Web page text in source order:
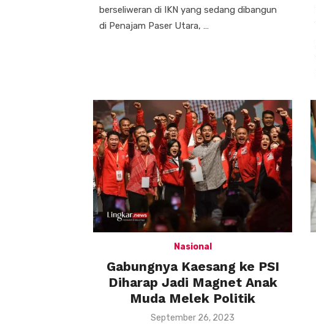
berseliweran di IKN yang sedang dibangun
di Penajam Paser Utara, …
Nasional
Gabungnya Kaesang ke PSI
Diharap Jadi Magnet Anak
Muda Melek Politik
Posted
September 26, 2023